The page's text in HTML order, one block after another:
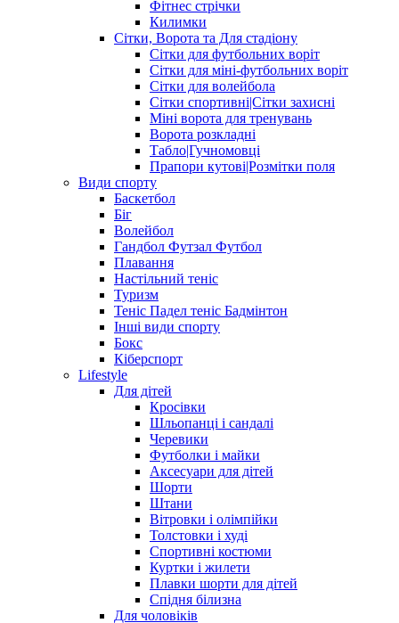
Фітнес стрічки
Килимки
Сітки, Ворота та Для стадіону
Сітки для футбольних воріт
Сітки для міні-футбольних воріт
Сітки для волейбола
Сітки спортивні|Cітки захисні
Міні ворота для тренувань
Ворота розкладні
Табло|Гучномовці
Прапори кутові|Розмітки поля
Види спорту
Баскетбол
Біг
Волейбол
Гандбол Футзал Футбол
Плавання
Настільний теніс
Туризм
Теніс Падел теніс Бадмінтон
Інші види спорту
Бокс
Кіберспорт
Lifestyle
Для дітей
Кросівки
Шльопанці і сандалі
Черевики
Футболки і майки
Аксесуари для дітей
Шорти
Штани
Вітровки і олімпійки
Толстовки і худі
Спортивні костюми
Куртки і жилети
Плавки шорти для дітей
Спідня білизна
Для чоловіків